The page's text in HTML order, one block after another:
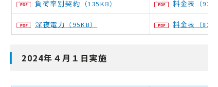
負荷率別契約 （135KB） 料金表 （
深夜電力 （95KB） 料金表 （
2024年４月１日実施